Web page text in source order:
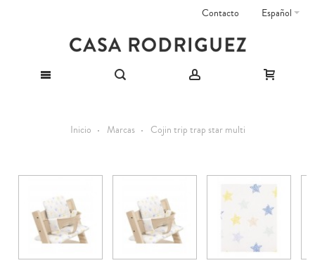
Español
Contacto
Inicio Marcas Cojin trip trap star multi